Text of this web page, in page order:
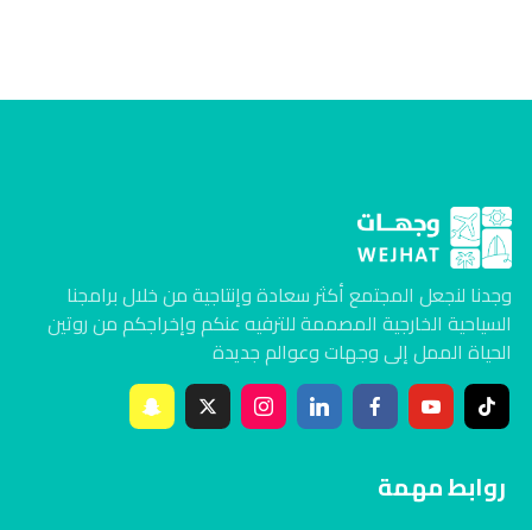
وجدنا لنجعل المجتمع أكثر سعادة وإنتاجية من خلال برامجنا
السياحية الخارجية المصممة للترفيه عنكم وإخراجكم من روتين
الحياة الممل إلى وجهات وعوالم جديدة
روابط مهمة